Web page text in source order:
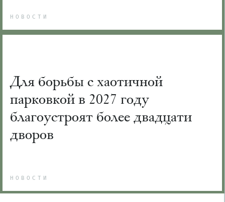
НОВОСТИ
Для борьбы с хаотичной
парковкой в 2027 году
благоустроят более двадцати
дворов
НОВОСТИ